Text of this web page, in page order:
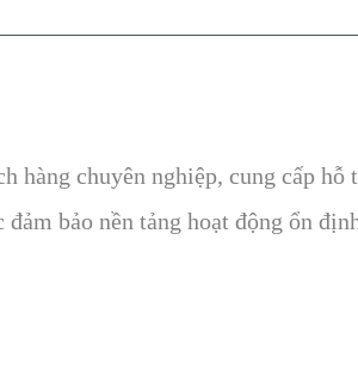
hàng chuyên nghiệp, cung cấp
bảo nền tảng hoạt động ổn